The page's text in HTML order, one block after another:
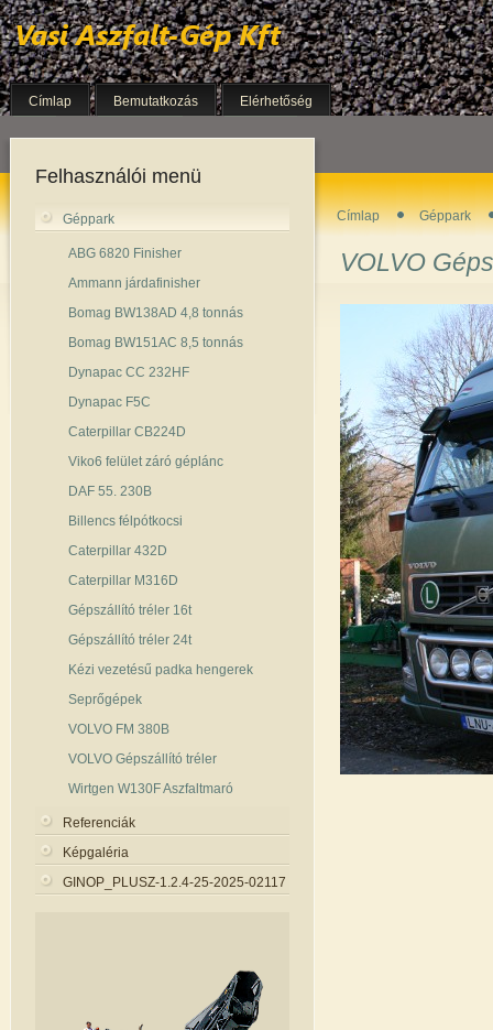
Címlap Bemutatkozás Elérhetőség
Felhasználói menü
Géppark
ABG 6820 Finisher
Ammann járdafinisher
Bomag BW138AD 4,8 tonnás
Bomag BW151AC 8,5 tonnás
Dynapac CC 232HF
Dynapac F5C
Caterpillar CB224D
Viko6 felület záró géplánc
DAF 55. 230B
Billencs félpótkocsi
Caterpillar 432D
Caterpillar M316D
Gépszállító tréler 16t
Gépszállító tréler 24t
Kézi vezetésű padka hengerek
Seprőgépek
VOLVO FM 380B
VOLVO Gépszállító tréler
Wirtgen W130F Aszfaltmaró
Referenciák
Képgaléria
GINOP_PLUSZ-1.2.4-25-2025-02117
Címlap Géppark
VOLVO